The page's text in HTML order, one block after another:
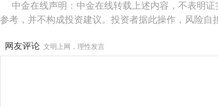
中金在线声明：中金在线转载上述内容，不表明
参考，并不构成投资建议。投资者据此操作，风险自
网友评论 文明上网，理性发言